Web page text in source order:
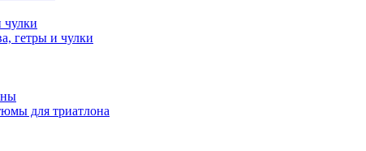
чулки
гетры и чулки
для триатлона